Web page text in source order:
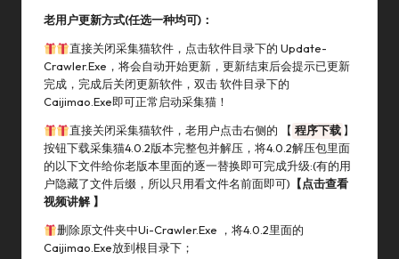
老用户更新方式(任选一种均可)：
直接关闭采集猫软件，点击软件目录下的 Update-
Crawler.Exe，将会自动开始更新，更新结束后会提示已更新
完成，完成后关闭更新软件，双击 软件目录下的
Caijimao.Exe即可正常启动采集猫！
直接关闭采集猫软件，老用户点击右侧的 【 程序下载 】
按钮下载采集猫4.0.2版本完整包并解压，将4.0.2解压包里面
的以下文件给你老版本里面的逐一替换即可完成升级:(有的用
户隐藏了文件后缀，所以只用看文件名前面即可) 【点击查看
视频讲解】
删除原文件夹中ui-Crawler.exe ，将4.0.2里面的
Caijimao.Exe放到根目录下；